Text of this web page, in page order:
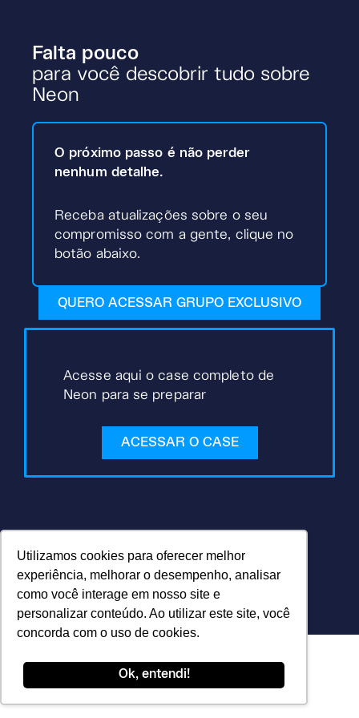
Utilizamos cookies para oferecer melhor
experiência, melhorar o desempenho, analisar
como você interage em nosso site e
personalizar conteúdo. Ao utilizar este site, você
concorda com o uso de cookies.
Ok, entendi!
Falta pouco
para você descobrir tudo sobre
Neon
O próximo passo é não perder
nenhum detalhe.
Receba atualizações sobre o seu
compromisso com a gente, clique no
botão abaixo.
QUERO ACESSAR GRUPO EXCLUSIVO
Acesse aqui o case completo de
Neon para se preparar
ACESSAR O CASE